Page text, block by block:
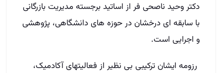
دکتر وحید ناصحی ­فر از اساتید برجسته مدیریت بازرگانی
با سابقه­ ای درخشان در حوزه ­های دانشگاهی، پژوهشی
و اجرایی است.
رزومه ایشان ترکیبی بی نظیر از فعالیت­های آکادمیک،